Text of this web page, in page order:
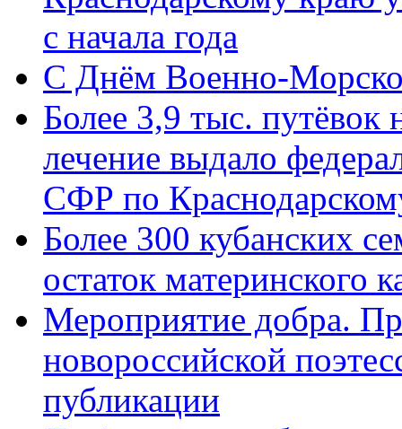
с начала года
C Днём Военно-
Более 3,9 тыс. путёвок
лечение выдало
СФР по
Более 300 кубанских
остаток материнского
Мероприятие добра.
новороссийской
публикации